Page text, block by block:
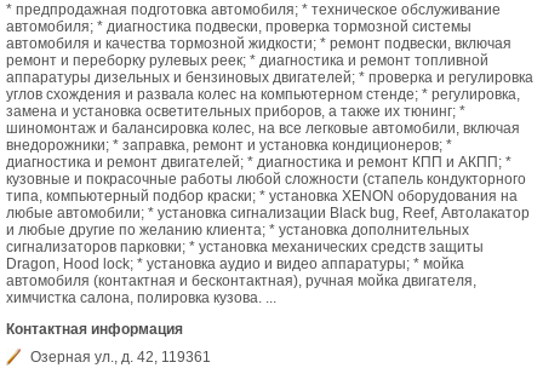
* предпродажная подготовка автомобиля; * техническое обслуживание
автомобиля; * диагностика подвески, проверка тормозной системы
автомобиля и качества тормозной жидкости; * ремонт подвески, включая
ремонт и переборку рулевых реек; * диагностика и ремонт топливной
аппаратуры дизельных и бензиновых двигателей; * проверка и регулировка
углов схождения и развала колес на компьютерном стенде; * регулировка,
замена и установка осветительных приборов, а также их тюнинг; *
шиномонтаж и балансировка колес, на все легковые автомобили, включая
внедорожники; * заправка, ремонт и установка кондиционеров; *
диагностика и ремонт двигателей; * диагностика и ремонт КПП и АКПП; *
кузовные и покрасочные работы любой сложности (стапель кондукторного
типа, компьютерный подбор краски; * установка XENON оборудования на
любые автомобили; * установка сигнализации Black bug, Reef, Автолакатор
и любые другие по желанию клиента; * установка дополнительных
сигнализаторов парковки; * установка механических средств защиты
Dragon, Hood lock; * установка аудио и видео аппаратуры; * мойка
автомобиля (контактная и бесконтактная), ручная мойка двигателя,
химчистка салона, полировка кузова. ...
Контактная информация
Озерная ул., д. 42, 119361